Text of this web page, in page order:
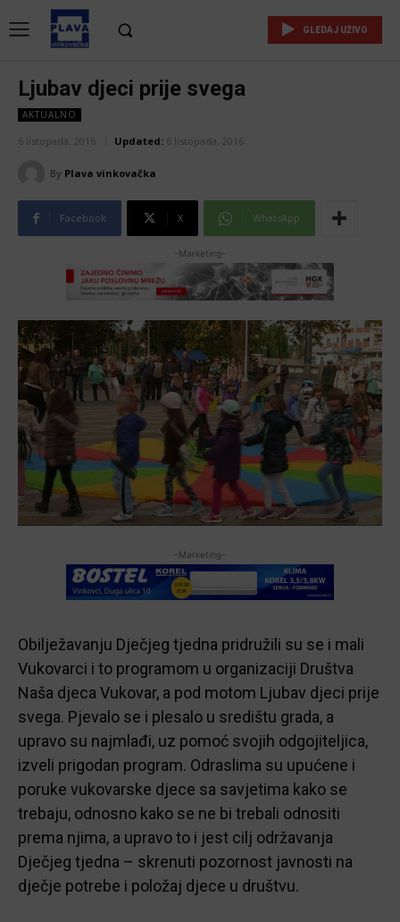
GLEDAJ UŽIVO
Ljubav djeci prije svega
AKTUALNO
6 listopada, 2016 Updated: 6 listopada, 2016
By Plava vinkovačka
Facebook X WhatsApp
-Marketing-
-Marketing-
Obilježavanju Dječjeg tjedna pridružili su se i mali
Vukovarci i to programom u organizaciji Društva
Naša djeca Vukovar, a pod motom Ljubav djeci prije
svega. Pjevalo se i plesalo u središtu grada, a
upravo su najmlađi, uz pomoć svojih odgojiteljica,
izveli prigodan program. Odraslima su upućene i
poruke vukovarske djece sa savjetima kako se
trebaju, odnosno kako se ne bi trebali odnositi
prema njima, a upravo to i jest cilj održavanja
Dječjeg tjedna – skrenuti pozornost javnosti na
dječje potrebe i položaj djece u društvu.